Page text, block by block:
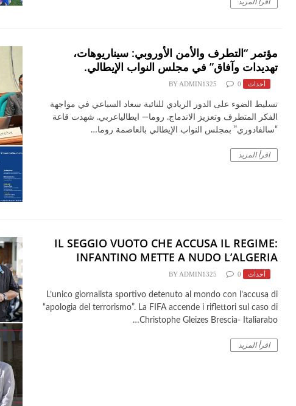
اقرأ المزيد
مؤتمر “التطرف والأمن الأوروبي: سيناريوهات،
تهديدات وآفاق” في مجلس النواب الإيطالي.
أحداث BY ADMIN1325 0
​تسليط الضوء على الدور الريادي للنائبة سعاد السباعي في مواجهة
الفكر المتطرف وتعزيز الاندماج. ​روما— ايطالياعربي. ​شهدت قاعة
“سالفادوري” بمجلس النواب الإيطالي بالعاصمة روما…
اقرأ المزيد
IL SEGGIO VUOTO CHE ACCUSA IL REGIME:
INFANTINO METTE A NUDO L’ALGERIA
أحداث BY ADMIN1325 0
​L’unico giornalista sportivo detenuto al mondo con l’accusa di
“apologia del terrorismo”. La FIFA accende i riflettori sul caso di
Christophe Gleizes Brescia- Italiarabo…
اقرأ المزيد